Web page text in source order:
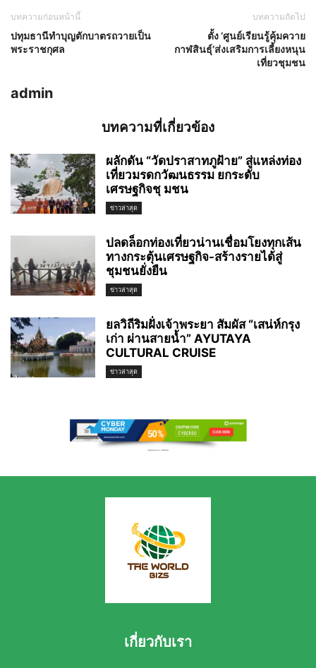
บทความก่อนหน้านี้
ปทุมธานีทำบุญตักบาตรถวายเป็น
พระราชกุศล
บทความถัดไป
ตั้ง ‘ศูนย์เรียนรู้คุ้มควาย
กาฬสินธุ์’ส่งเสริมการเลี้ยงหนุน
เที่ยวชุมชน
admin
บทความที่เกี่ยวข้อง
ผลักดัน “วัดปราสาทภูฝ้าย” สู่แหล่งท่อง
เที่ยวมรดกวัฒนธรรม ยกระดับ
เศรษฐกิจชุ มชน
ข่าวล่าสุด
ปลดล็อกท่องเที่ยวน่านเชื่อมโยงทุกเส้น
ทางกระตุ้นเศรษฐกิจ-สร้างรายได้สู่
ชุมชนยั่งยืน
ข่าวล่าสุด
ยลวิถีริมฝั่งเจ้าพระยา สัมผัส “เสน่ห์กรุง
เก่า ผ่านสายน้ำ” AYUTAYA
CULTURAL CRUISE
ข่าวล่าสุด
เกี่ยวกับเรา